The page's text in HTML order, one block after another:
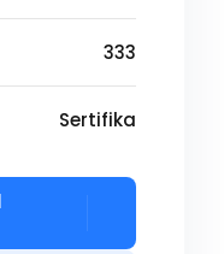
333
Sertifika